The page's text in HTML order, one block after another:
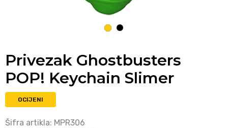
1 2
Privezak Ghostbusters
POP! Keychain Slimer
OCIJENI
Šifra artikla: MPR306